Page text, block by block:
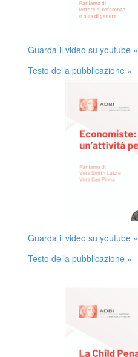
Guarda il video su youtube »
Testo della pubblicazione »
Guarda il video su youtube »
Testo della pubblicazione »